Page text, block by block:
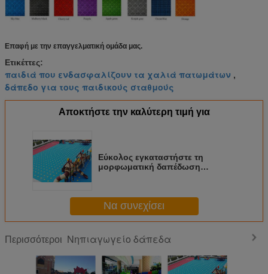
Επαφή με την επαγγελματική ομάδα μας.
Ετικέττες:
παιδιά που ενδασφαλίζουν τα χαλιά πατωμάτων ,
δάπεδο για τους παιδικούς σταθμούς
Αποκτήστε την καλύτερη τιμή για
Εύκολος εγκαταστήστε τη
μορφωματική δαπέδωση
Να συνεχίσει
Περισσότεροι Νηπιαγωγείο δάπεδα